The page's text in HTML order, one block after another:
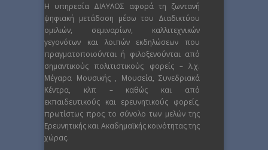
Η υπηρεσία ΔΙΑΥΛΟΣ αφορά τη ζωντανή
ψηφιακή μετάδοση μέσω του Διαδικτύου
ομιλιών, σεμιναρίων, καλλιτεχνικών
γεγονότων και λοιπών εκδηλώσεων που
πραγματοποιούνται ή φιλοξενούνται από
σημαντικούς πολιτιστικούς φορείς – λ.χ.
Μέγαρα Μουσικής , Μουσεία, Συνεδριακά
Κέντρα, κλπ – καθώς και από
εκπαιδευτικούς και ερευνητικούς φορείς,
πρωτίστως προς το σύνολο των μελών της
Ερευνητικής και Ακαδημαϊκής κοινότητας της
χώρας.